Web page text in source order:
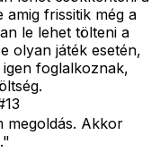
amig frissitik még a
le lehet tölteni a
olyan játék esetén,
foglalkoznak,
13
megoldás. Akkor